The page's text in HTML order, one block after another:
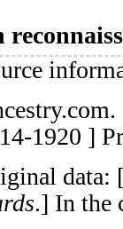
1920 ]
.] In the